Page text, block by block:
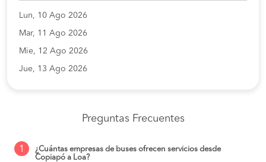
Lun, 10 Ago 2026
Mar, 11 Ago 2026
Mie, 12 Ago 2026
Jue, 13 Ago 2026
Preguntas Frecuentes
1
¿Cuántas empresas de buses ofrecen servicios desde
Copiapó a Loa?